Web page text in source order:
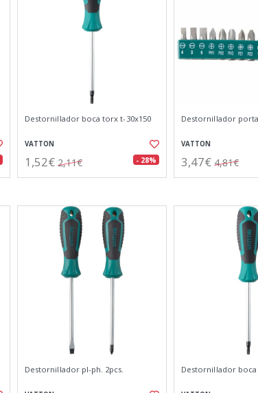
Destornillador boca torx t-30x150
VATTON
1,52€ 2,11€ - 28%
Destornillador
VATTON
3,47€ 4,81€
Destornillador pl-ph. 2pcs. Destornillador